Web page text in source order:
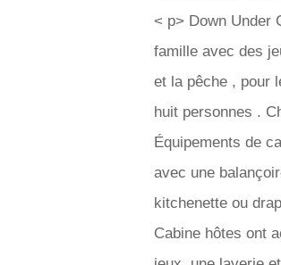
< p> Down Under
famille avec des
et la pêche , pour
huit personnes .
Équipements de
avec une
kitchenette ou
Cabine hôtes ont